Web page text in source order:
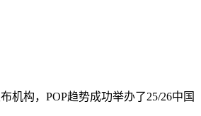
构，POP趋势成功举办了25/26中国